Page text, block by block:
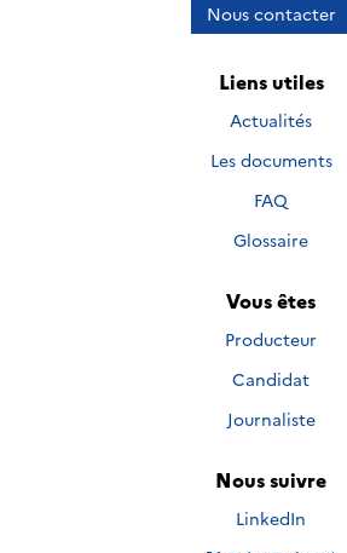
Nous contacter
Liens utiles
Actualités
Les documents
FAQ
Glossaire
Vous êtes
Producteur
Candidat
Journaliste
Nous suivre
Nous suivre sur
LinkedIn